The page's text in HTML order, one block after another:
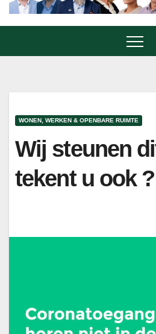
WONEN, WERKEN & OPENBARE RUIMTE
Wij steunen
tekent u ook ?